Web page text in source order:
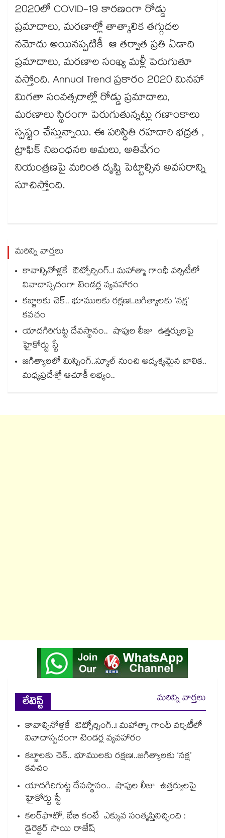
2020లో COVID-19 కారణంగా రోడ్డు
ప్రమాదాలు, మరణాల్లో తాత్కాలిక తగ్గుదల
నమోదు అయినప్పటికీ ఆ తర్వాత ప్రతి ఏడాది
ప్రమాదాలు, మరణాల సంఖ్య మళ్లీ పెరుగుతూ
వస్తోంది. Annual Trend ప్రకారం 2020 మినహా
మిగతా సంవత్సరాల్లో రోడ్డు ప్రమాదాలు,
మరణాలు స్థిరంగా పెరుగుతున్నట్లు గణాంకాలు
స్పష్టం చేస్తున్నాయి. ఈ పరిస్థితి రహదారి భద్రత ,
ట్రాఫిక్ నిబంధనల అమలు, అతివేగం
నియంత్రణపై మరింత దృష్టి పెట్టాల్సిన అవసరాన్ని
సూచిస్తోంది.
మరిన్ని వార్తలు
కావాల్సినోళ్లకే ఔట్సోర్సింగ్..! మహాత్మా గాంధీ వర్సిటీలో
వివాదాస్పదంగా టెండర్ల వ్యవహారం
కబ్జాలకు చెక్.. భూములకు రక్షణ!..జగిత్యాలకు ‘నక్ష’
కవచం
యాదగిరిగుట్ట దేవస్థానం.. షాపుల లీజు ఉత్తర్వులపై
హైకోర్టు స్టే
జగిత్యాలలో మిస్సింగ్..స్కూల్ నుంచి అదృశ్యమైన బాలిక..
మధ్యప్రదేశ్లో ఆచూకీ లభ్యం..
లేటెస్ట్
మరిన్ని వార్తలు
కావాల్సినోళ్లకే ఔట్సోర్సింగ్..! మహాత్మా గాంధీ వర్సిటీలో
వివాదాస్పదంగా టెండర్ల వ్యవహారం
కబ్జాలకు చెక్.. భూములకు రక్షణ!..జగిత్యాలకు ‘నక్ష’
కవచం
యాదగిరిగుట్ట దేవస్థానం.. షాపుల లీజు ఉత్తర్వులపై
హైకోర్టు స్టే
కలర్‌‌‌‌‌‌‌‌‌‌‌‌‌‌‌‌ఫొటో, బేబి కంటే ఎక్కువ సంతృప్తినిచ్చింది :
డైరెక్టర్ సాయి రాజేష్